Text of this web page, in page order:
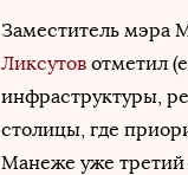
Заместитель мэра
Ликсутов отметил
инфраструктуры,
столицы, где
Манеже уже третий